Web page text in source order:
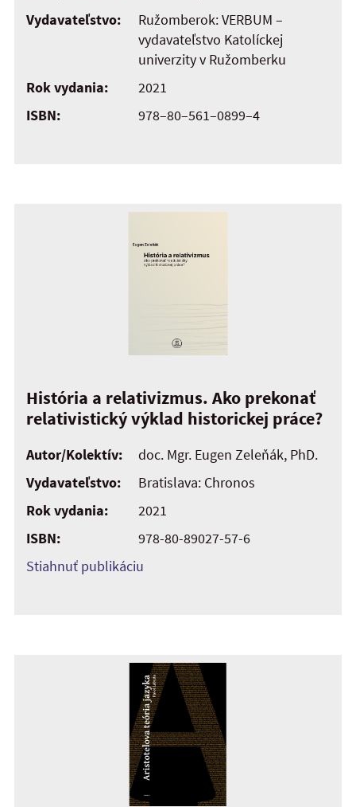
Vydavateľstvo:
Ružomberok: VERBUM –
vydavateľstvo Katolíckej
univerzity v Ružomberku
Rok vydania:
2021
ISBN:
978–80–561–0899–4
História a relativizmus. Ako prekonať
relativistický výklad historickej práce?
Autor/Kolektív:
doc. Mgr. Eugen Zeleňák, PhD.
Vydavateľstvo:
Bratislava: Chronos
Rok vydania:
2021
ISBN:
978-80-89027-57-6
Stiahnuť publikáciu